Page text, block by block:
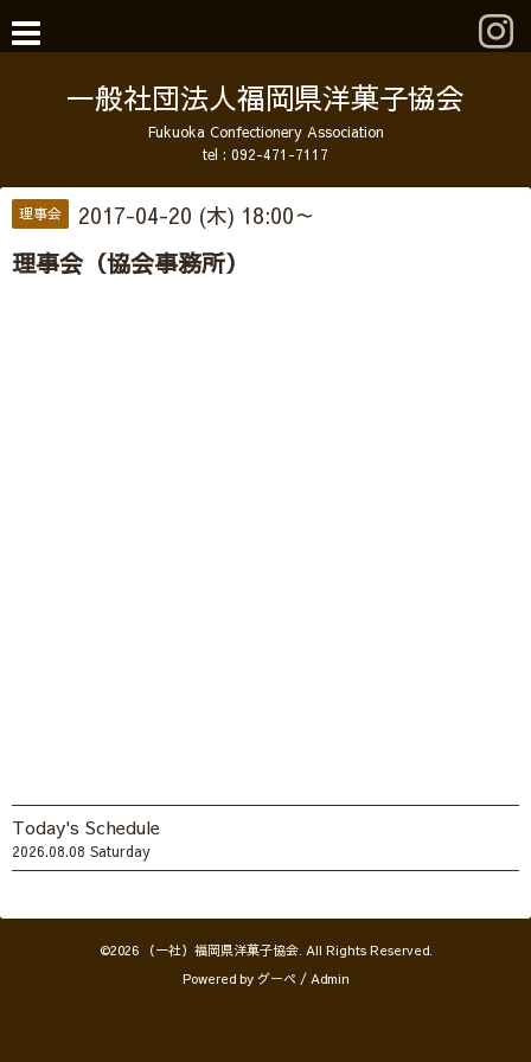
一般社団法人福岡県洋菓子協会
Fukuoka Confectionery Association
tel : 092-471-7117
理事会 2017-04-20 (木) 18:00～
理事会（協会事務所）
Today's Schedule
2026.08.08 Saturday
©2026 （一社）福岡県洋菓子協会. All Rights Reserved.
Powered by グーペ / Admin